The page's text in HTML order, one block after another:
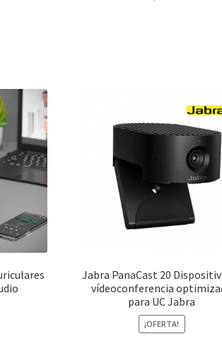
Jabra PanaCast 20
vídeoconferencia
para UC Jabra
¡OFERTA!